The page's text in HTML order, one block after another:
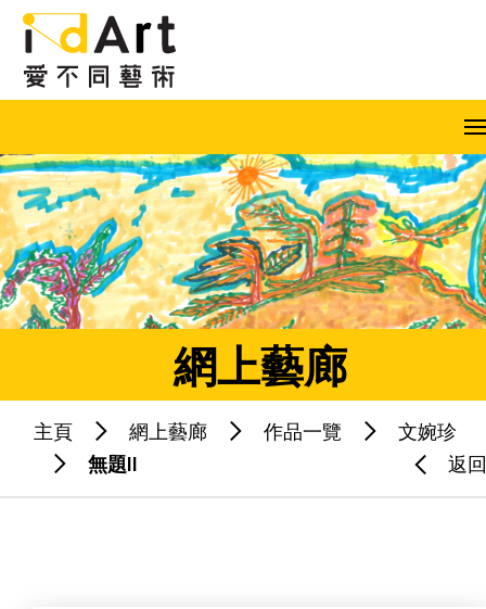
跳到內容（按回車鍵）
EN 繁 简 A A A
熱門關鍵字：藝術共融 藝術家
網上藝廊
主頁 網上藝廊 作品一覽
文婉珍
無題II
返回